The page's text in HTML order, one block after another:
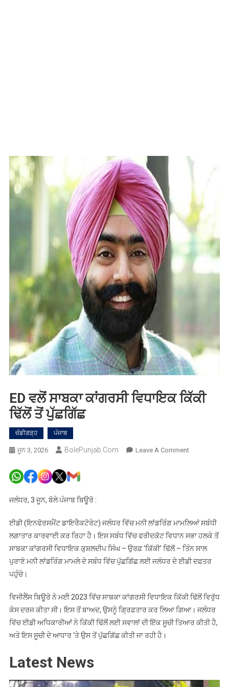
ED ਵਲੋਂ ਸਾਬਕਾ ਕਾਂਗਰਸੀ ਵਿਧਾਇਕ ਕਿੱਕੀ
ਢਿੱਲੋਂ ਤੋਂ ਪੁੱਛਗਿੱਛ
ਚੰਡੀਗੜ੍ਹ ਪੰਜਾਬ
ਜੂਨ 3, 2026 BolePunjab.com Leave A CommentOn
ਕਿੱਕੀ
ਢਿੱਲੋਂ
ਤੋਂ
ਪੁੱਛਗਿੱਛ
ਜਲੰਧਰ, 3 ਜੂਨ, ਬੋਲੇ ਪੰਜਾਬ ਬਿਊਰੋ :
ਈਡੀ (ਇਨਫੋਰਸਮੈਂਟ ਡਾਇਰੈਕਟੋਰੇਟ) ਜਲੰਧਰ ਵਿੱਚ ਮਨੀ ਲਾਂਡਰਿੰਗ ਮਾਮਲਿਆਂ ਸਬੰਧੀ
ਲਗਾਤਾਰ ਕਾਰਵਾਈ ਕਰ ਰਿਹਾ ਹੈ। ਇਸ ਸਬੰਧ ਵਿੱਚ ਫਰੀਦਕੋਟ ਵਿਧਾਨ ਸਭਾ ਹਲਕੇ ਤੋਂ
ਸਾਬਕਾ ਕਾਂਗਰਸੀ ਵਿਧਾਇਕ ਕੁਸ਼ਲਦੀਪ ਸਿੰਘ – ਉਰਫ਼ ‘ਕਿੱਕੀ’ ਢਿੱਲੋਂ – ਤਿੰਨ ਸਾਲ
ਪੁਰਾਣੇ ਮਨੀ ਲਾਂਡਰਿੰਗ ਮਾਮਲੇ ਦੇ ਸਬੰਧ ਵਿੱਚ ਪੁੱਛਗਿੱਛ ਲਈ ਜਲੰਧਰ ਦੇ ਈਡੀ ਦਫ਼ਤਰ
ਪਹੁੰਚੇ।
ਵਿਜੀਲੈਂਸ ਬਿਊਰੋ ਨੇ ਮਈ 2023 ਵਿੱਚ ਸਾਬਕਾ ਕਾਂਗਰਸੀ ਵਿਧਾਇਕ ਕਿੱਕੀ ਢਿੱਲੋਂ ਵਿਰੁੱਧ
ਕੇਸ ਦਰਜ ਕੀਤਾ ਸੀ। ਇਸ ਤੋਂ ਬਾਅਦ, ਉਸਨੂੰ ਗ੍ਰਿਫ਼ਤਾਰ ਕਰ ਲਿਆ ਗਿਆ। ਜਲੰਧਰ
ਵਿੱਚ ਈਡੀ ਅਧਿਕਾਰੀਆਂ ਨੇ ਕਿੱਕੀ ਢਿੱਲੋਂ ਲਈ ਸਵਾਲਾਂ ਦੀ ਇੱਕ ਸੂਚੀ ਤਿਆਰ ਕੀਤੀ ਹੈ,
ਅਤੇ ਇਸ ਸੂਚੀ ਦੇ ਆਧਾਰ ‘ਤੇ ਉਸ ਤੋਂ ਪੁੱਛਗਿੱਛ ਕੀਤੀ ਜਾ ਰਹੀ ਹੈ।
Latest News